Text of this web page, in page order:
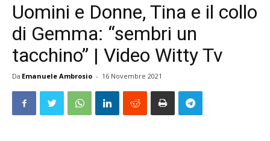
Uomini e Donne, Tina e il collo
di Gemma: “sembri un
tacchino” | Video Witty Tv
Da Emanuele Ambrosio - 16 Novembre 2021